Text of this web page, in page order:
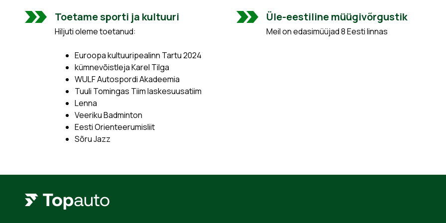
Toetame sporti ja kultuuri
Hiljuti oleme toetanud:
Euroopa kultuuripealinn Tartu 2024
kümnevõistleja Karel Tilga
WULF Autospordi Akadeemia
Tuuli Tomingas Tiim laskesuusatiim
Lenna
Veeriku Badminton
Eesti Orienteerumisliit
Sõru Jazz
Üle-eestiline müügivõrgustik
Meil on edasimüüjad 8 Eesti linnas